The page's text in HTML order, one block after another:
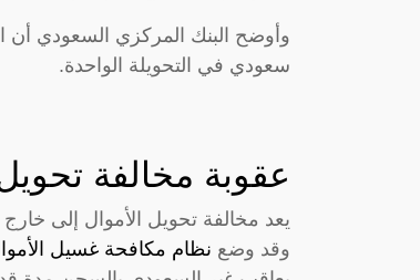
سعودي في التحويلة الواحدة.
عقوبة مخالفة
يعد مخالفة تحويل الأموال إلى
وقد وضع نظام مكافحة غسيل